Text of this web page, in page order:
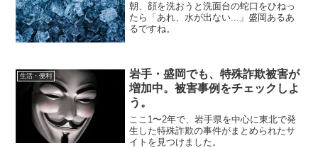
朝、顔を洗おうと洗面台の蛇口をひねっ
たら「あれ、水が出ない...」盛岡あるあ
るですね。
生活・便利
岩手・盛岡でも、特殊詐欺被害が
増加中。被害事例をチェックしよ
う。
ここ1〜2年で、岩手県を中心に東北で発
生した特殊詐欺の事件がまとめられたサ
イトを見つけました。